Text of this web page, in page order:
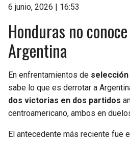
6 junio, 2026 | 16:53
Honduras no
Argentina
En enfrentamientos de selección
sabe lo que es derrotar a
dos victorias en dos partidos
centroamericano, ambos en
El antecedente más reciente fue el